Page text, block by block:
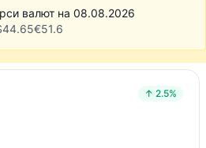
валют на 08.08.2026
44.65€51.6
↑ 2.5%